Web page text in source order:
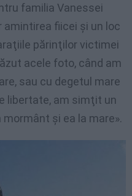
familia Vanessei
amintirea fiicei şi un loc
părinţilor victimei
acele foto, când am
sau cu degetul mare
libertate, am simţit un
şi ea la mare».